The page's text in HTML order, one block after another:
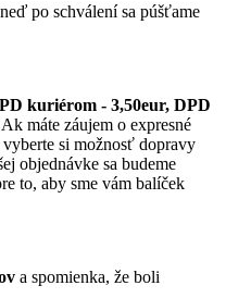
po schválení sa púšťame
kuriérom - 3,50eur, DPD
Ak máte záujem o expresné
si možnosť dopravy
objednávke sa budeme
to, aby sme vám balíček
a spomienka, že boli